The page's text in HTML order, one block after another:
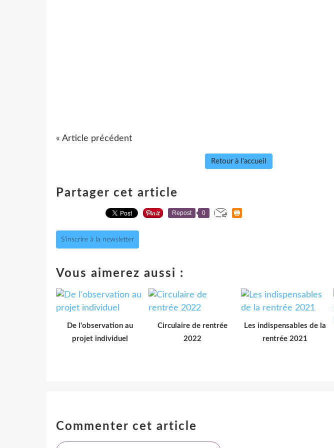
« Article précédent
Retour à l'accueil
Partager cet article
Repost 0
S'inscrire à la newsletter
Vous aimerez aussi :
De l'observation au
projet individuel
Circulaire de rentrée
2022
Les indispensables de la
rentrée 2021
Commenter cet article